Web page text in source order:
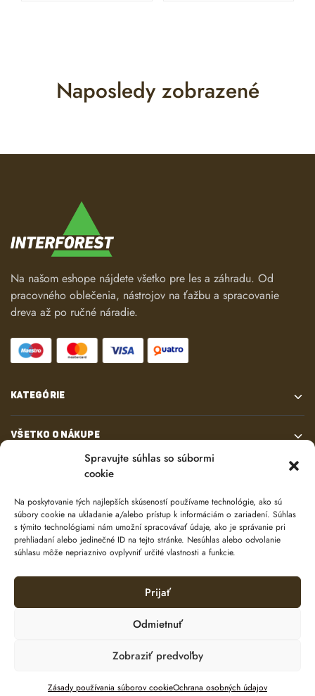
Spravujte súhlas so súbormi
cookie
Na poskytovanie tých najlepších skúseností používame technológie, ako sú
súbory cookie na ukladanie a/alebo prístup k informáciám o zariadení. Súhlas
s týmito technológiami nám umožní spracovávať údaje, ako je správanie pri
prehliadaní alebo jedinečné ID na tejto stránke. Nesúhlas alebo odvolanie
súhlasu môže nepriaznivo ovplyvniť určité vlastnosti a funkcie.
Prijať
Odmietnuť
Zobraziť predvoľby
Zásady používania súborov cookieOchrana osobných údajov
Naposledy zobrazené
Na našom eshope nájdete všetko pre les a záhradu. Od
pracovného oblečenia, nástrojov na ťažbu a spracovanie
dreva až po ručné náradie.
KATEGÓRIE
VŠETKO O NÁKUPE
© 2024 e-shop od
Ochrana osobných údajov
Pridať do košíka